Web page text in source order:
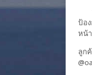
พั
ป้อ
หน้
ลูก